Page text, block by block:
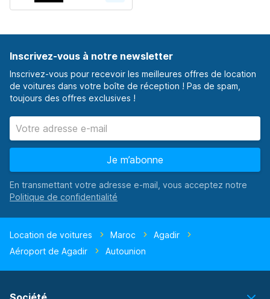
Inscrivez-vous à notre newsletter
Inscrivez-vous pour recevoir les meilleures offres de location
de voitures dans votre boîte de réception ! Pas de spam,
toujours des offres exclusives !
Je m’abonne
En transmettant votre adresse e-mail, vous acceptez notre
Location de voitures Maroc
Agadir
Aéroport de Agadir
Autounion